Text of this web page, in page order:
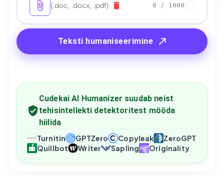
(.doc, .docx, .pdf) 0 / 1000
Teksti humaniseerimine
Cudekai AI Humanizer suudab neist
tehisintellekti detektoritest mööda
hiilida
Turnitin GPTZero Copyleak
ZeroGPT
Quillbot
Writer Sapling Originality